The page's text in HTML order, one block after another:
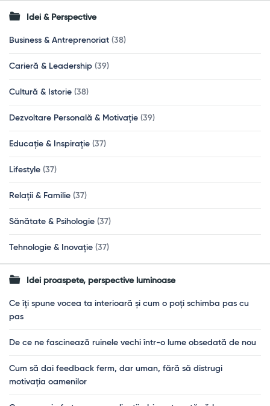
Idei & Perspective
Business & Antreprenoriat (38)
Carieră & Leadership (39)
Cultură & Istorie (38)
Dezvoltare Personală & Motivație (39)
Educație & Inspirație (37)
Lifestyle (37)
Relații & Familie (37)
Sănătate & Psihologie (37)
Tehnologie & Inovație (37)
Idei proaspete, perspective luminoase
Ce îți spune vocea ta interioară și cum o poți schimba pas cu
pas
De ce ne fascinează ruinele vechi într-o lume obsedată de nou
Cum să dai feedback ferm, dar uman, fără să distrugi
motivația oamenilor